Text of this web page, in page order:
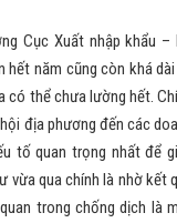
Cục Xuất nhập khẩu –
hết năm cũng còn khá
có thể chưa lường hết.
địa phương đến các
tố quan trọng nhất để
vừa qua chính là nhờ kết
trong chống dịch là